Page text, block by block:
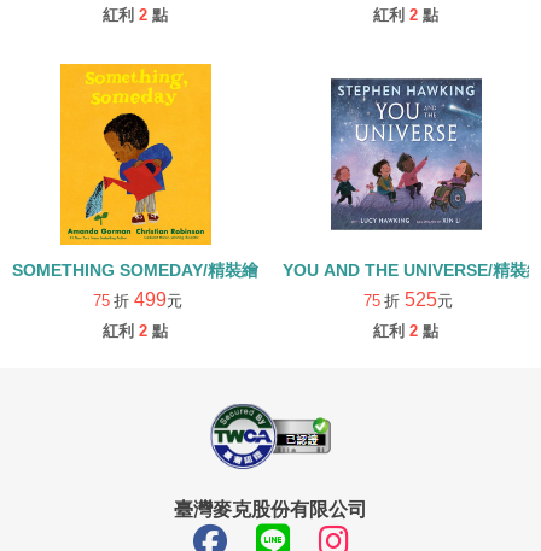
紅利 2 點
紅利 2 點
SOMETHING SOMEDAY/精裝繪本
75 折 499元
紅利 2 點
YOU AND THE UNIVERSE/精裝
75 折 525元
紅利 2 點
臺灣麥克股份有限公司